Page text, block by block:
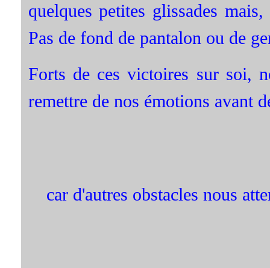
quelques petites glissades
Pas de fond de pantalon ou de
Forts de ces victoires sur soi,
remettre de nos émotions avant
car d'autres obstacles nous